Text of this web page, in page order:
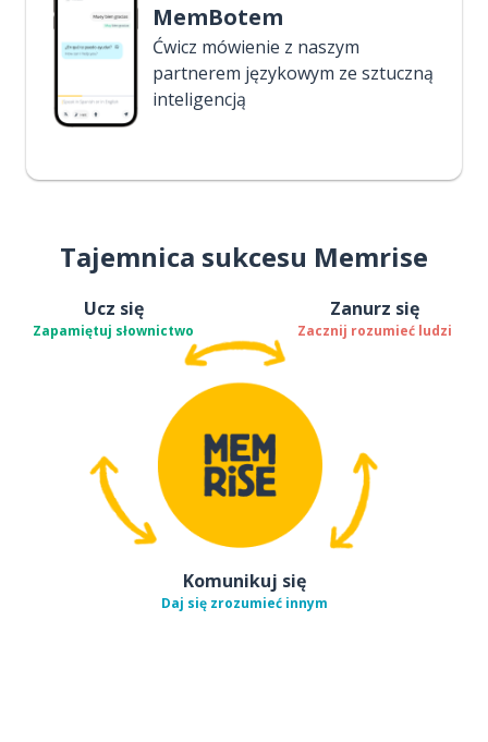
MemBotem
Ćwicz mówienie z naszym
partnerem językowym ze sztuczną
inteligencją
Tajemnica sukcesu Memrise
Ucz się
Zapamiętuj słownictwo
Zanurz się
Zacznij rozumieć ludzi
Komunikuj się
Daj się zrozumieć innym